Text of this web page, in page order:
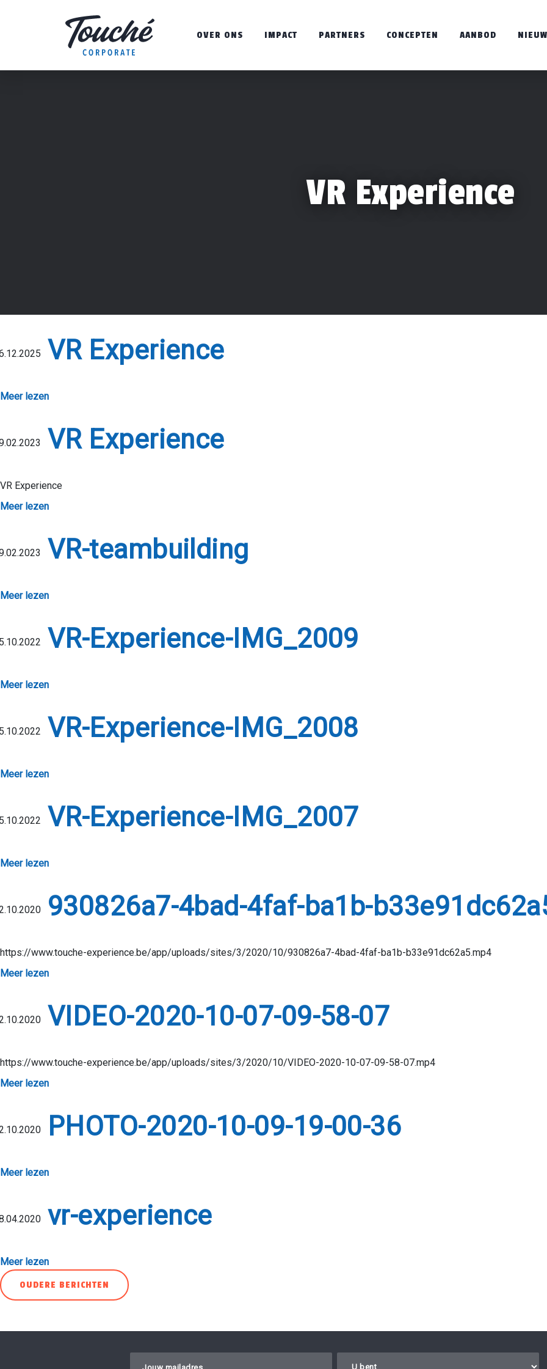
OVER ONS IMPACT PARTNERS CONCEPTEN AANBOD
VR Experience
VR Experience
Meer lezen
VR Experience
VR Experience
Meer lezen
VR-teambuilding
Meer lezen
VR-Experience-IMG_2009
Meer lezen
VR-Experience-IMG_2008
Meer lezen
VR-Experience-IMG_2007
Meer lezen
930826a7-4bad-4faf-ba1b-
https://www.touche-experience.be/app/uploads/sites/3/2020/10/930826a7-4bad-4faf-ba1b-b33e91dc62a5.mp4
Meer lezen
VIDEO-2020-10-07-09-58-07
https://www.touche-experience.be/app/uploads/sites/3/2020/10/VIDEO-2020-10-07-09-58-07.mp4
Meer lezen
PHOTO-2020-10-09-19-00-36
Meer lezen
vr-experience
Meer lezen
Berichtnavigatie
OUDERE BERICHTEN